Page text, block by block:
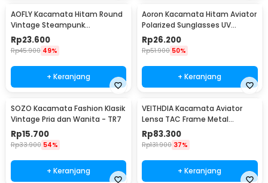
AOFLY Kacamata Hitam Round
Vintage Steampunk
Sunglasses
Rp23.600
Rp45.900 49%
+ Keranjang
Aoron Kacamata Hitam Aviator
Polarized Sunglasses UV
Protection - RB2132
Rp26.200
Rp51.900 50%
+ Keranjang
SOZO Kacamata Fashion Klasik
Vintage Pria dan Wanita - TR7
Rp15.700
Rp33.900 54%
+ Keranjang
VEITHDIA Kacamata Aviator
Lensa TAC Frame Metal
Polarized Sunglasses - V3088
Rp83.300
Rp131.900 37%
+ Keranjang